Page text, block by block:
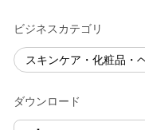
ビジネスカテゴリ
スキンケア・化粧品・
ダウンロード